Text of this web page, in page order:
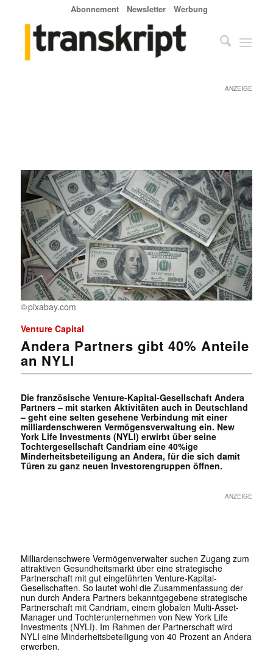
Abonnement Newsletter Werbung
ANZEIGE
pixabay.com
Venture Capital
Andera Partners gibt 40% Anteile
an NYLI
Die französische Venture-Kapital-Gesellschaft Andera
Partners – mit starken Aktivitäten auch in Deutschland
– geht eine selten gesehene Verbindung mit einer
milliardenschweren Vermögensverwaltung ein. New
York Life Investments (NYLI) erwirbt über seine
Tochtergesellschaft Candriam eine 40%ige
Minderheitsbeteiligung an Andera, für die sich damit
Türen zu ganz neuen Investorengruppen öffnen.
ANZEIGE
Milliardenschwere Vermögenverwalter suchen Zugang zum
attraktiven Gesundheitsmarkt über eine strategische
Partnerschaft mit gut eingeführten Venture-Kapital-
Gesellschaften. So lautet wohl die Zusammenfassung der
nun durch Andera Partners bekanntgegebene strategische
Partnerschaft mit Candriam, einem globalen Multi-Asset-
Manager und Tochterunternehmen von New York Life
Investments (NYLI). Im Rahmen der Partnerschaft wird
NYLI eine Minderheitsbeteiligung von 40 Prozent an Andera
erwerben.